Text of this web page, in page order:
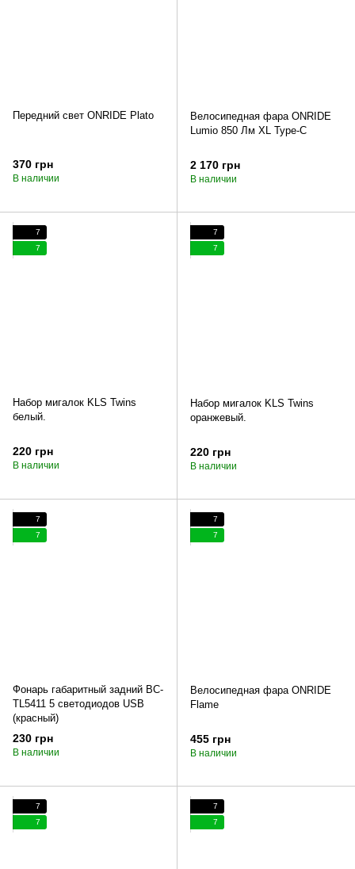
Передний свет ONRIDE Plato
370 грн
В наличии
Велосипедная фара ONRIDE
Lumio 850 Лм XL Type-C
2 170 грн
В наличии
7
7
Набор мигалок KLS Twins
белый.
220 грн
В наличии
7
7
Набор мигалок KLS Twins
оранжевый.
220 грн
В наличии
7
7
Фонарь габаритный задний BC-
TL5411 5 светодиодов USB
(красный)
230 грн
В наличии
7
7
Велосипедная фара ONRIDE
Flame
455 грн
В наличии
7
7
7
7